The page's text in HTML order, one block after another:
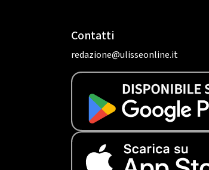
Contatti
redazione@ulisseonline.it